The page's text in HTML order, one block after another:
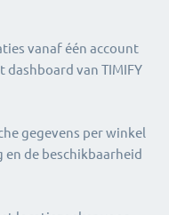
vanaf één account
van TIMIFY
gegevens per winkel
de beschikbaarheid